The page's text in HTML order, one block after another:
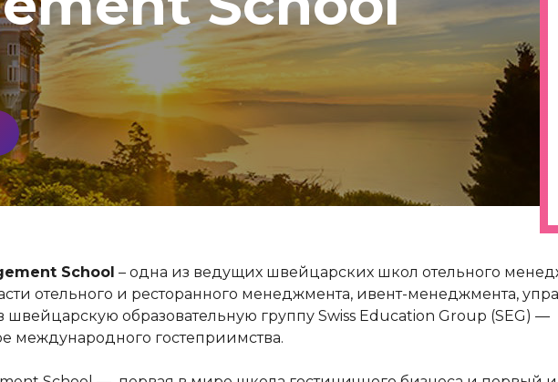
School – одна из ведущих швейцарских школ отельного
отельного и ресторанного менеджмента, ивент-менеджмента,
швейцарскую образовательную группу Swiss Education Group
гостеприимства.